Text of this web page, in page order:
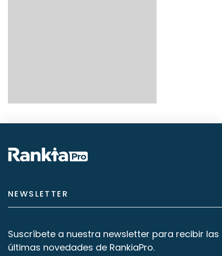
NEWSLETTER
Suscríbete a nuestra newsletter para recibir las
últimas novedades de RankiaPro.